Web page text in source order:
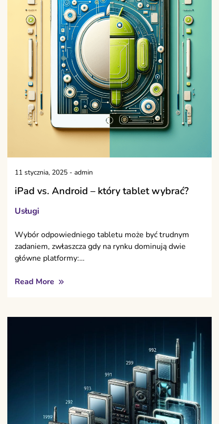
11 stycznia, 2025 - admin
iPad vs. Android – który tablet wybrać?
Usługi
Wybór odpowiedniego tabletu może być trudnym
zadaniem, zwłaszcza gdy na rynku dominują dwie
główne platformy:…
Read More